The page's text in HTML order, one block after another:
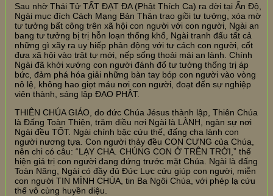
Sau nhờ Thái Tử TẤT ĐẠT ĐA (Phật Thích Ca) ra đời tại Ấn Độ,
Ngài mục đích Cách Mạng Bản Thân trao giồi tư tưởng, xóa mờ
tư tưởng bất công trên xã hội con người với con người, Ngài an
bang tư tưởng bị trị hỗn loạn thống khổ, Ngài tranh đấu tất cả
những gì xãy ra uy hiếp phản động với tư cách con người, cốt
đưa xã hội vào trật tự mới, nếp sống thoải mái an lành. Chính
Ngài đã khởi xướng con người đánh đổ tư tưởng thống trị áp
bức, đảm phá hóa giải những bàn tay bóp con người vào vòng
nô lệ, không hao giọt máu nơi con người, đoạt đến sự nghiệp
viên thành, sáng lập ĐẠO PHẬT.
THIÊN CHÚA GIÁO, do đức Chúa Jésus thành lập, Thiên Chúa
là Đấng Toàn Thiện, trăm điều nơi Ngài là LÀNH, ngàn sự nơi
Ngài đều TỐT. Ngài chính bậc cứu thế, đấng cha lành con
người nương tựa. Con người thảy đều CON CƯNG của Chúa,
nên chi có câu: “LẠY CHA. CHÚNG CON Ở TRÊN TRỜI,” thể
hiện giá trị con người đang đứng trước mặt Chúa. Ngài là đấng
Toàn Năng, Ngài có đầy đủ Đức Lực cứu giúp con người, miễn
con người TIN MÌNH CHÚA, tin Ba Ngôi Chúa, với phép lạ cứu
thế vô cùng huyền diệu.